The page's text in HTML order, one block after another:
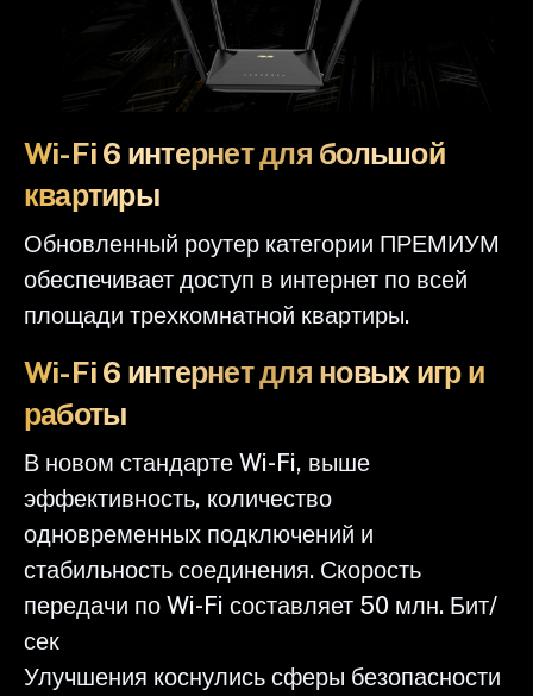
Wi-Fi 6 интернет для большой
квартиры
Обновленный роутер категории ПРЕМИУМ
обеспечивает доступ в интернет по всей
площади трехкомнатной квартиры.
Wi-Fi 6 интернет для новых игр и
работы
В новом стандарте Wi-Fi, выше
эффективность, количество
одновременных подключений и
стабильность соединения. Скорость
передачи по Wi-Fi составляет 50 млн. Бит/
сек
Улучшения коснулись сферы безопасности